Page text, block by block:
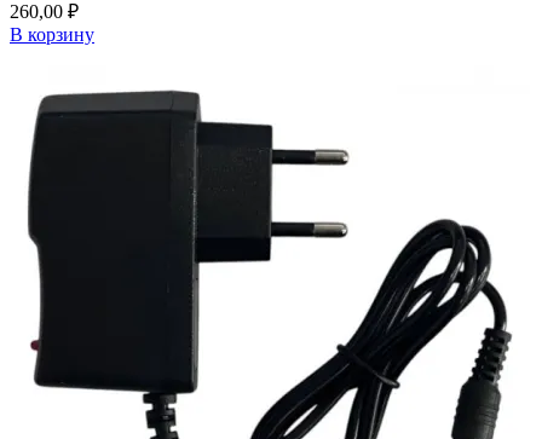
260,00 ₽
В корзину